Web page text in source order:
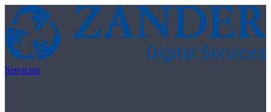
Skip to content
Servicios